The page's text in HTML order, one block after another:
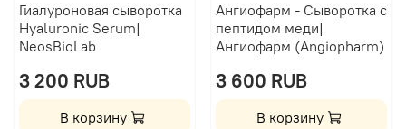
Гиалуроновая сыворотка
Hyaluronic Serum|
NeosBioLab
3 200 RUB
В корзину
Ангиофарм - Сыворотка с
пептидом меди|
Ангиофарм (Angiopharm)
3 600 RUB
В корзину